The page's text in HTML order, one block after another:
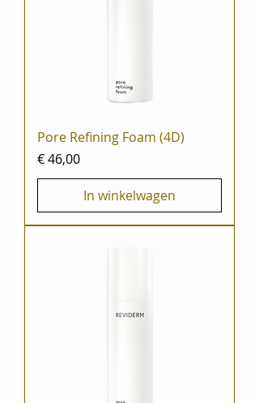
Pore Refining Foam (4D)
Prijs
€ 46,00
In winkelwagen